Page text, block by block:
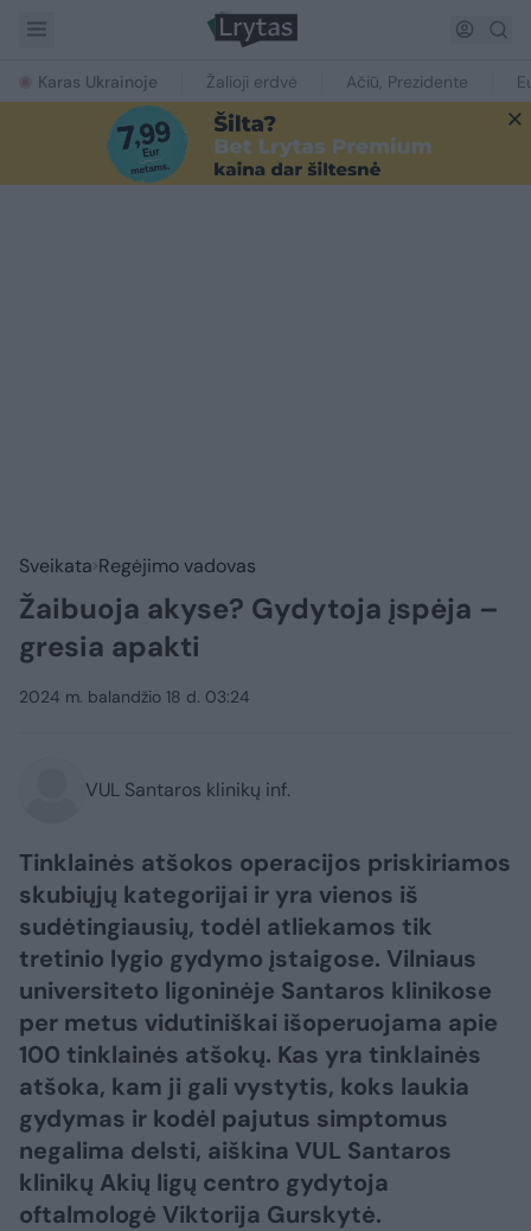
Karas Ukrainoje Žalioji erdvė Ačiū, Prezidente
Sveikata Regėjimo vadovas
Žaibuoja akyse? Gydytoja įspėja –
gresia apakti
2024 m. balandžio 18 d. 03:24
VUL Santaros klinikų inf.
Tinklainės atšokos operacijos priskiriamos
skubiųjų kategorijai ir yra vienos iš
sudėtingiausių, todėl atliekamos tik
tretinio lygio gydymo įstaigose. Vilniaus
universiteto ligoninėje Santaros klinikose
per metus vidutiniškai išoperuojama apie
100 tinklainės atšokų. Kas yra tinklainės
atšoka, kam ji gali vystytis, koks laukia
gydymas ir kodėl pajutus simptomus
negalima delsti, aiškina VUL Santaros
klinikų Akių ligų centro gydytoja
oftalmologė Viktorija Gurskytė.